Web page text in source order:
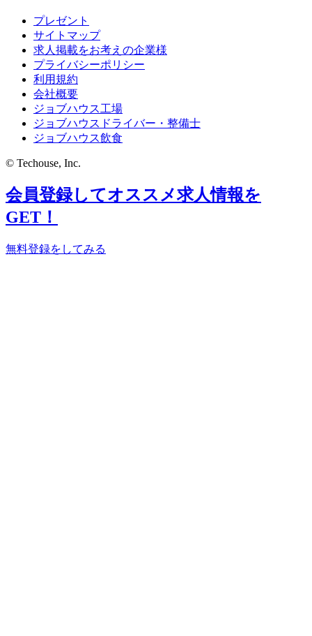
プレゼント
サイトマップ
求人掲載をお考えの企業様
プライバシーポリシー
利用規約
会社概要
ジョブハウス工場
ジョブハウスドライバー・整備士
ジョブハウス飲食
© Techouse, Inc.
会員登録してオススメ求人情報を
GET！
無料登録をしてみる